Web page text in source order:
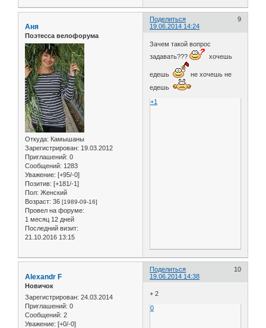
Поделиться
9
19.06.2014 14:24
Аня
Поэтесса велофорума
Откуда: Камышаны
Зарегистрирован: 19.03.2012
Приглашений: 0
Сообщений: 1283
Уважение: [+95/-0]
Позитив: [+181/-1]
Пол: Женский
Возраст: 36 [1989-09-16]
Провел на форуме:
1 месяц 12 дней
Последний визит:
21.10.2016 13:15
Зачем такой вопрос
задавать???
хочешь
едешь
не хочешь не
едешь
+1
Поделиться
10
19.06.2014 14:38
Alexandr F
Новичок
Зарегистрирован: 24.03.2014
Приглашений: 0
Сообщений: 2
Уважение: [+0/-0]
+ 2
0